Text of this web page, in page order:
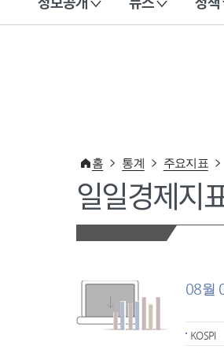
이 누리집은 대한민국 공식 전자정부 누리
홈 통계 주요지표
일일경제지
08월
KOSPI